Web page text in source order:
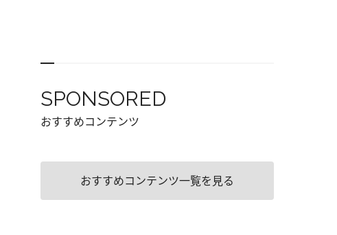
SPONSORED
おすすめコンテンツ
おすすめコンテンツ一覧を見る